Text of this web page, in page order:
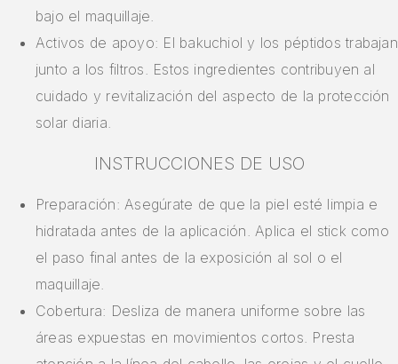
bajo el maquillaje.
Activos de apoyo: El bakuchiol y los péptidos trabajan
junto a los filtros. Estos ingredientes contribuyen al
cuidado y revitalización del aspecto de la protección
solar diaria.
INSTRUCCIONES DE USO
Preparación: Asegúrate de que la piel esté limpia e
hidratada antes de la aplicación. Aplica el stick como
el paso final antes de la exposición al sol o el
maquillaje.
Cobertura: Desliza de manera uniforme sobre las
áreas expuestas en movimientos cortos. Presta